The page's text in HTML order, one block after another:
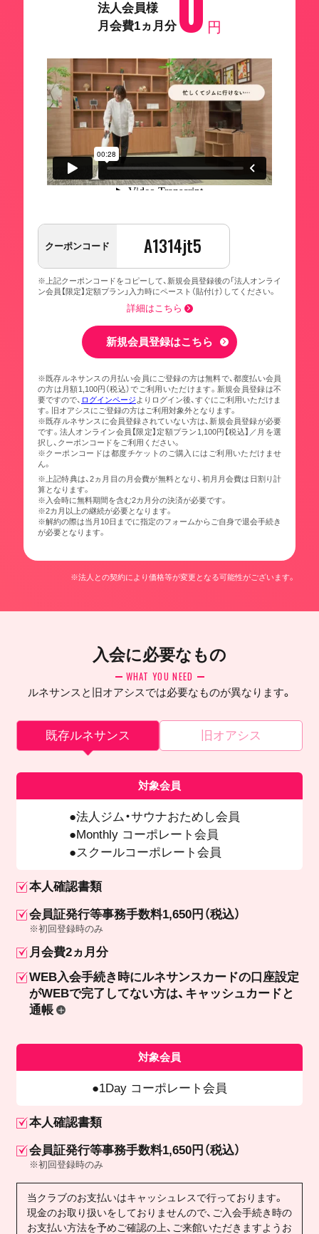
法人会員様
月会費1ヵ月分
円
クーポンコード A1314jt5
※上記クーポンコードをコピーして、新規会員登録後の「法人オンライ
ン会員【限定】定額プラン」入力時にペースト（貼付け）してください。
詳細はこちら
新規会員登録はこちら
※既存ルネサンスの月払い会員にご登録の方は無料で、都度払い会員
の方は月額1,100円（税込）でご利用いただけます。新規会員登録は不
要ですので、 ログインページ よりログイン後、すぐにご利用いただけま
す。旧オアシスにご登録の方はご利用対象外となります。
※既存ルネサンスに会員登録されていない方は、新規会員登録が必要
です。法人オンライン会員【限定】定額プラン1,100円【税込】／月を選
択し、クーポンコードをご利用ください。
※クーポンコードは都度チケットのご購入にはご利用いただけませ
ん。
※上記特典は、2ヵ月目の月会費が無料となり、初月月会費は日割り計
算となります。
※入会時に無料期間を含む2カ月分の決済が必要です。
※2カ月以上の継続が必要となります。
※解約の際は当月10日までに指定のフォームからご自身で退会手続き
が必要となります。
※法人との契約により価格等が変更となる可能性がございます。
入会に必要なもの
WHAT YOU NEED
ルネサンスと旧オアシスでは必要なものが異なります。
既存ルネサンス 旧オアシス
対象会員
法人ジム・サウナおためし会員
Monthly コーポレート会員
スクールコーポレート会員
本人確認書類
会員証発行等事務手数料1,650円（税込）
※初回登録時のみ
月会費2ヵ月分
WEB入会手続き時にルネサンスカードの口座設定
がWEBで完了してない方は、キャッシュカードと
通帳
対象会員
1Day コーポレート会員
本人確認書類
会員証発行等事務手数料1,650円（税込）
※初回登録時のみ
当クラブのお支払いはキャッシュレスで行っております。
現金のお取り扱いをしておりませんので、ご入会手続き時の
お支払い方法を予めご確認の上、ご来館いただきますようお